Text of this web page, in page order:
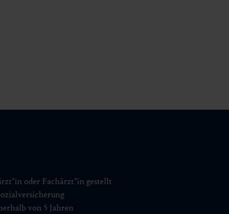
oder Fachärzt*in gestellt
von 5 Jahren